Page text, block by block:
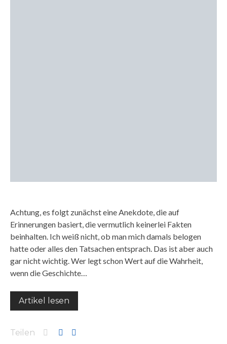
Achtung, es folgt zunächst eine Anekdote, die auf
Erinnerungen basiert, die vermutlich keinerlei Fakten
beinhalten. Ich weiß nicht, ob man mich damals belogen
hatte oder alles den Tatsachen entsprach. Das ist aber auch
gar nicht wichtig. Wer legt schon Wert auf die Wahrheit,
wenn die Geschichte…
Artikel lesen
Teilen